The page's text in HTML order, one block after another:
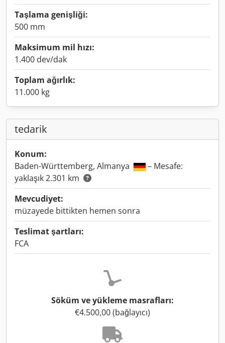
Taşlama genişliği:
500 mm
Maksimum mil hızı:
1.400 dev/dak
Toplam ağırlık:
11.000 kg
tedarik
Konum:
Baden-Württemberg, Almanya
– Mesafe:
yaklaşık 2.301 km
Mevcudiyet:
müzayede bittikten hemen sonra
Teslimat şartları:
FCA
Söküm ve yükleme masrafları:
€4.500,00 (bağlayıcı)